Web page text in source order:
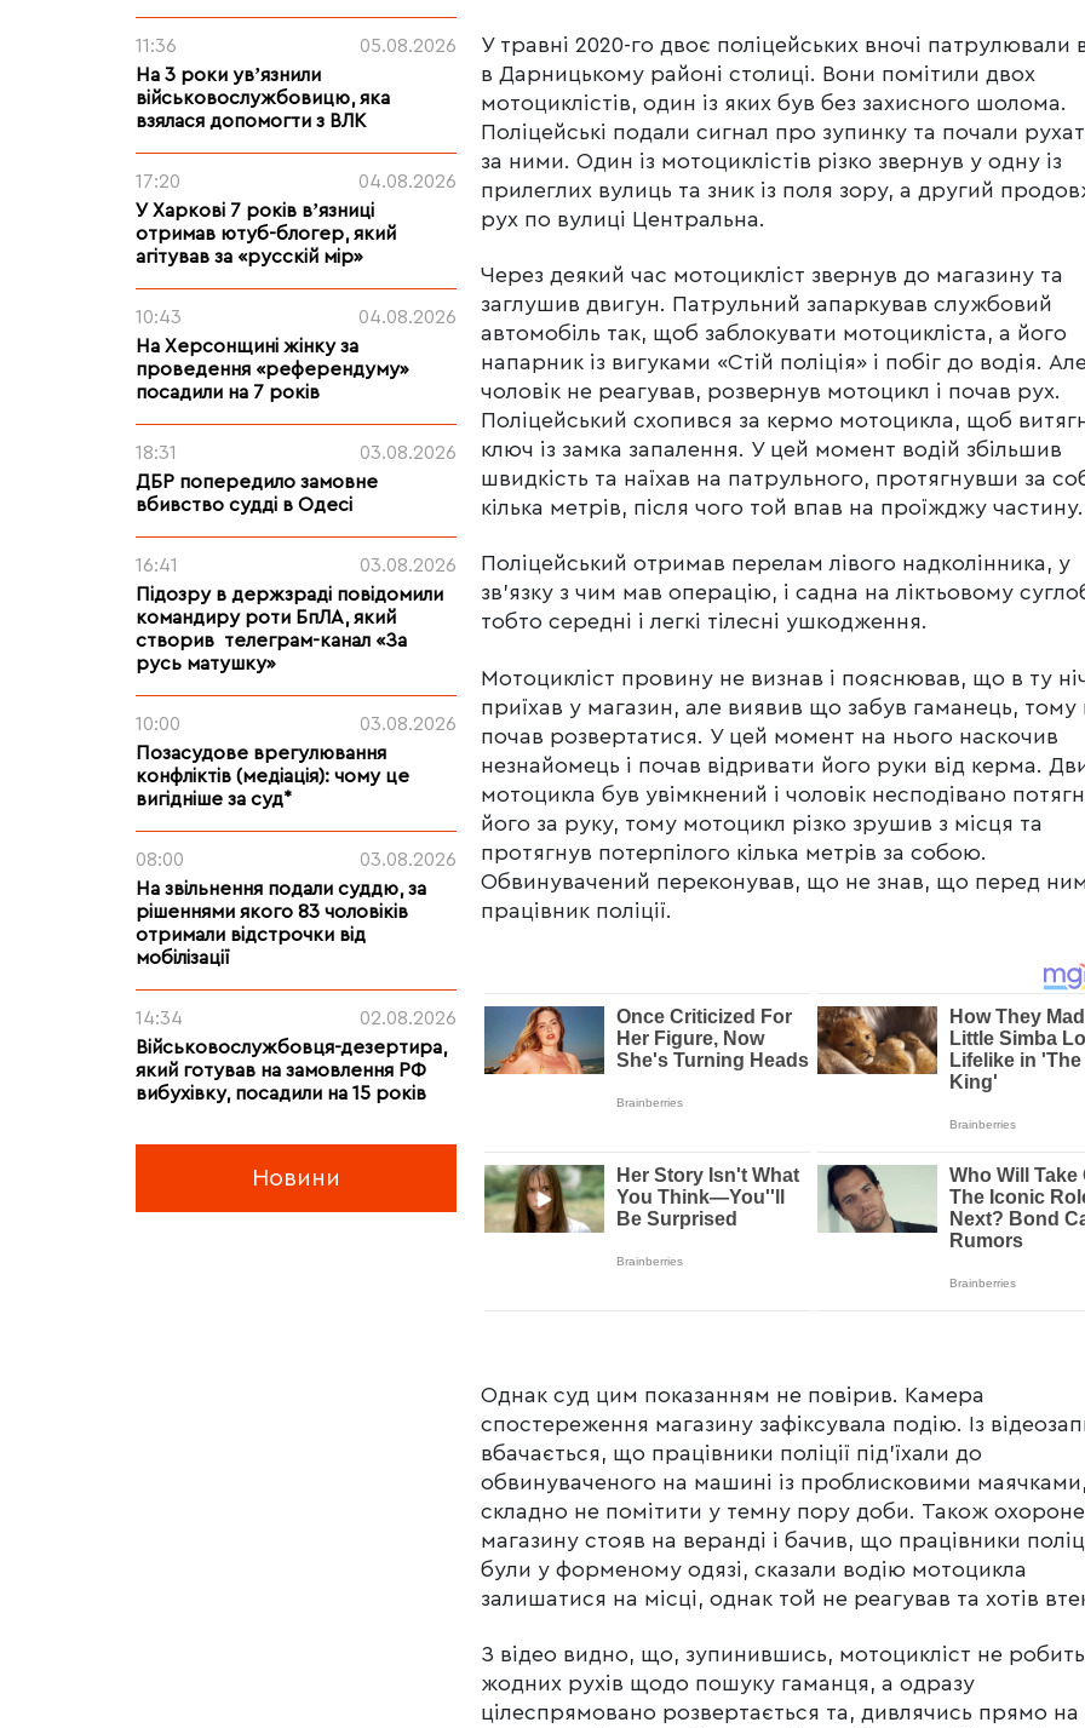
11:36
05.08.2026
На 3 роки увʼязнили
військовослужбовицю, яка
взялася допомогти з ВЛК
17:20
04.08.2026
У Харкові 7 років вʼязниці
отримав ютуб-блогер, який
агітував за «русскій мір»
10:43
04.08.2026
На Херсонщині жінку за
проведення «референдуму»
посадили на 7 років
18:31
03.08.2026
ДБР попередило замовне
вбивство судді в Одесі
16:41
03.08.2026
Підозру в держзраді повідомили
командиру роти БпЛА, який
створив телеграм-канал «За
русь матушку»
10:00
03.08.2026
Позасудове врегулювання
конфліктів (медіація): чому це
вигідніше за суд*
08:00
03.08.2026
На звільнення подали суддю, за
рішеннями якого 83 чоловіків
отримали відстрочки від
мобілізації
14:34
02.08.2026
Військовослужбовця-дезертира,
який готував на замовлення РФ
вибухівку, посадили на 15 років
Новини
У травні 2020-го двоє поліцейських вночі патрулювали
в Дарницькому районі столиці. Вони помітили двох
мотоциклістів, один із яких був без захисного шолома.
Поліцейські подали сигнал про зупинку та почали
за ними. Один із мотоциклістів різко звернув у одну із
прилеглих вулиць та зник із поля зору, а другий
рух по вулиці Центральна.
Через деякий час мотоцикліст звернув до магазину та
заглушив двигун. Патрульний запаркував службовий
автомобіль так, щоб заблокувати мотоцикліста, а його
напарник із вигуками «Стій поліція» і побіг до водія. Але
чоловік не реагував, розвернув мотоцикл і почав рух.
Поліцейський схопився за кермо мотоцикла, щоб
ключ із замка запалення. У цей момент водій збільшив
швидкість та наїхав на патрульного, протягнувши за
кілька метрів, після чого той впав на проїжджу частину.
Поліцейський отримав перелам лівого надколінника, у
зв’язку з чим мав операцію, і садна на ліктьовому
тобто середні і легкі тілесні ушкодження.
Мотоцикліст провину не визнав і пояснював, що в ту
приїхав у магазин, але виявив що забув гаманець, тому
почав розвертатися. У цей момент на нього наскочив
незнайомець і почав відривати його руки від керма.
мотоцикла був увімкнений і чоловік несподівано
його за руку, тому мотоцикл різко зрушив з місця та
протягнув потерпілого кілька метрів за собою.
Обвинувачений переконував, що не знав, що перед
працівник поліції.
Однак суд цим показанням не повірив. Камера
спостереження магазину зафіксувала подію. Із
вбачається, що працівники поліції під’їхали до
обвинуваченого на машині із проблисковими
складно не помітити у темну пору доби. Також
магазину стояв на веранді і бачив, що працівники
були у форменому одязі, сказали водію мотоцикла
залишатися на місці, однак той не реагував та хотів
З відео видно, що, зупинившись, мотоцикліст не робить
жодних рухів щодо пошуку гаманця, а одразу
цілеспрямовано розвертається та, дивлячись прямо на